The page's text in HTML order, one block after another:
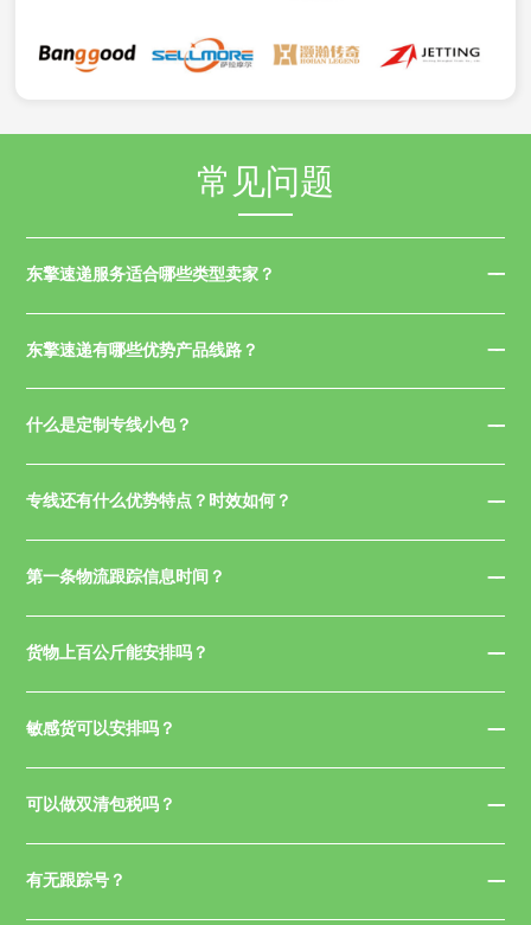
常见问题
东擎速递服务适合哪些类型卖家？
东擎速递有哪些优势产品线路？
什么是定制专线小包？
专线还有什么优势特点？时效如何？
第一条物流跟踪信息时间？
货物上百公斤能安排吗？
敏感货可以安排吗？
可以做双清包税吗？
有无跟踪号？